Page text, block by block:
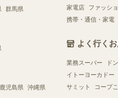
群馬県
鹿児島県 沖縄県
家電店
ファッシ
携帯・通信・家電
よく行く
業務スーパー ド
イトーヨーカドー
サミット
コープ